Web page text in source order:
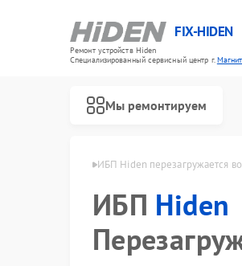
FIX-HIDEN
Ремонт устройств Hiden
Специализированный cервисный центр г.
Мы ремонтируем
ИБП Hiden перезагружается
ИБП Hiden